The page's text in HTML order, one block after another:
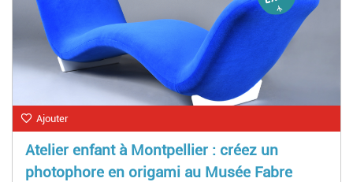
Ajouter
Atelier enfant à Montpellier : créez un
photophore en origami au Musée Fabre